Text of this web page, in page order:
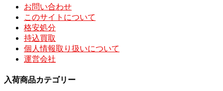
お問い合わせ
このサイトについて
格安処分
持込買取
個人情報取り扱いについて
運営会社
入荷商品カテゴリー